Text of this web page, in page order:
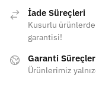
İade Süreçleri
Kusurlu
garantisi!
Garanti
Ürünlerimiz